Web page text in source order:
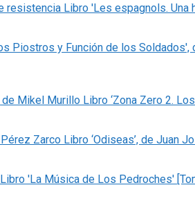
Libro 'Les espagnols.
Libro ‘Zona Zero 2.
Libro ‘Odiseas’, de Juan
Libro 'La Música de Los Pedroches'